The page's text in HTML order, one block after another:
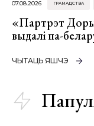
07.08.2026 ГРАМАДСТВА
«Партрэт
выдалі па-
ЧЫТАЦЬ ЯШЧЭ